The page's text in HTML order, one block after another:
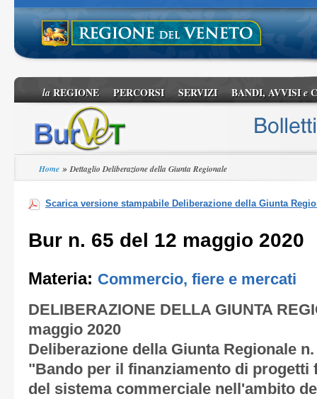
laREGIONE PERCORSI SERVIZI BANDI, AVVISIe
Home »Dettaglio Deliberazione della Giunta Regionale
Scarica versione stampabile Deliberazione della Giunta
Bur n. 65 del 12 maggio 2020
Materia: Commercio, fiere e mercati
DELIBERAZIONE DELLA GIUNTA
maggio 2020
Deliberazione della Giunta Regionale
"Bando per il finanziamento di progetti
del sistema commerciale nell'ambito